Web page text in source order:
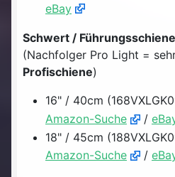
eBay
Schwert /
(Nachfolger Pro Light =
Profischiene)
16" / 40cm
Amazon-Suche
/
18" / 45cm
Amazon-Suche
/